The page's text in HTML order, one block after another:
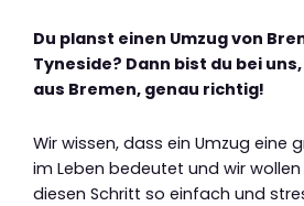
Du planst einen Umzug von
Tyneside? Dann bist du bei
aus Bremen, genau richtig!
Wir wissen, dass ein Umzug eine
im Leben bedeutet und wir
diesen Schritt so einfach und